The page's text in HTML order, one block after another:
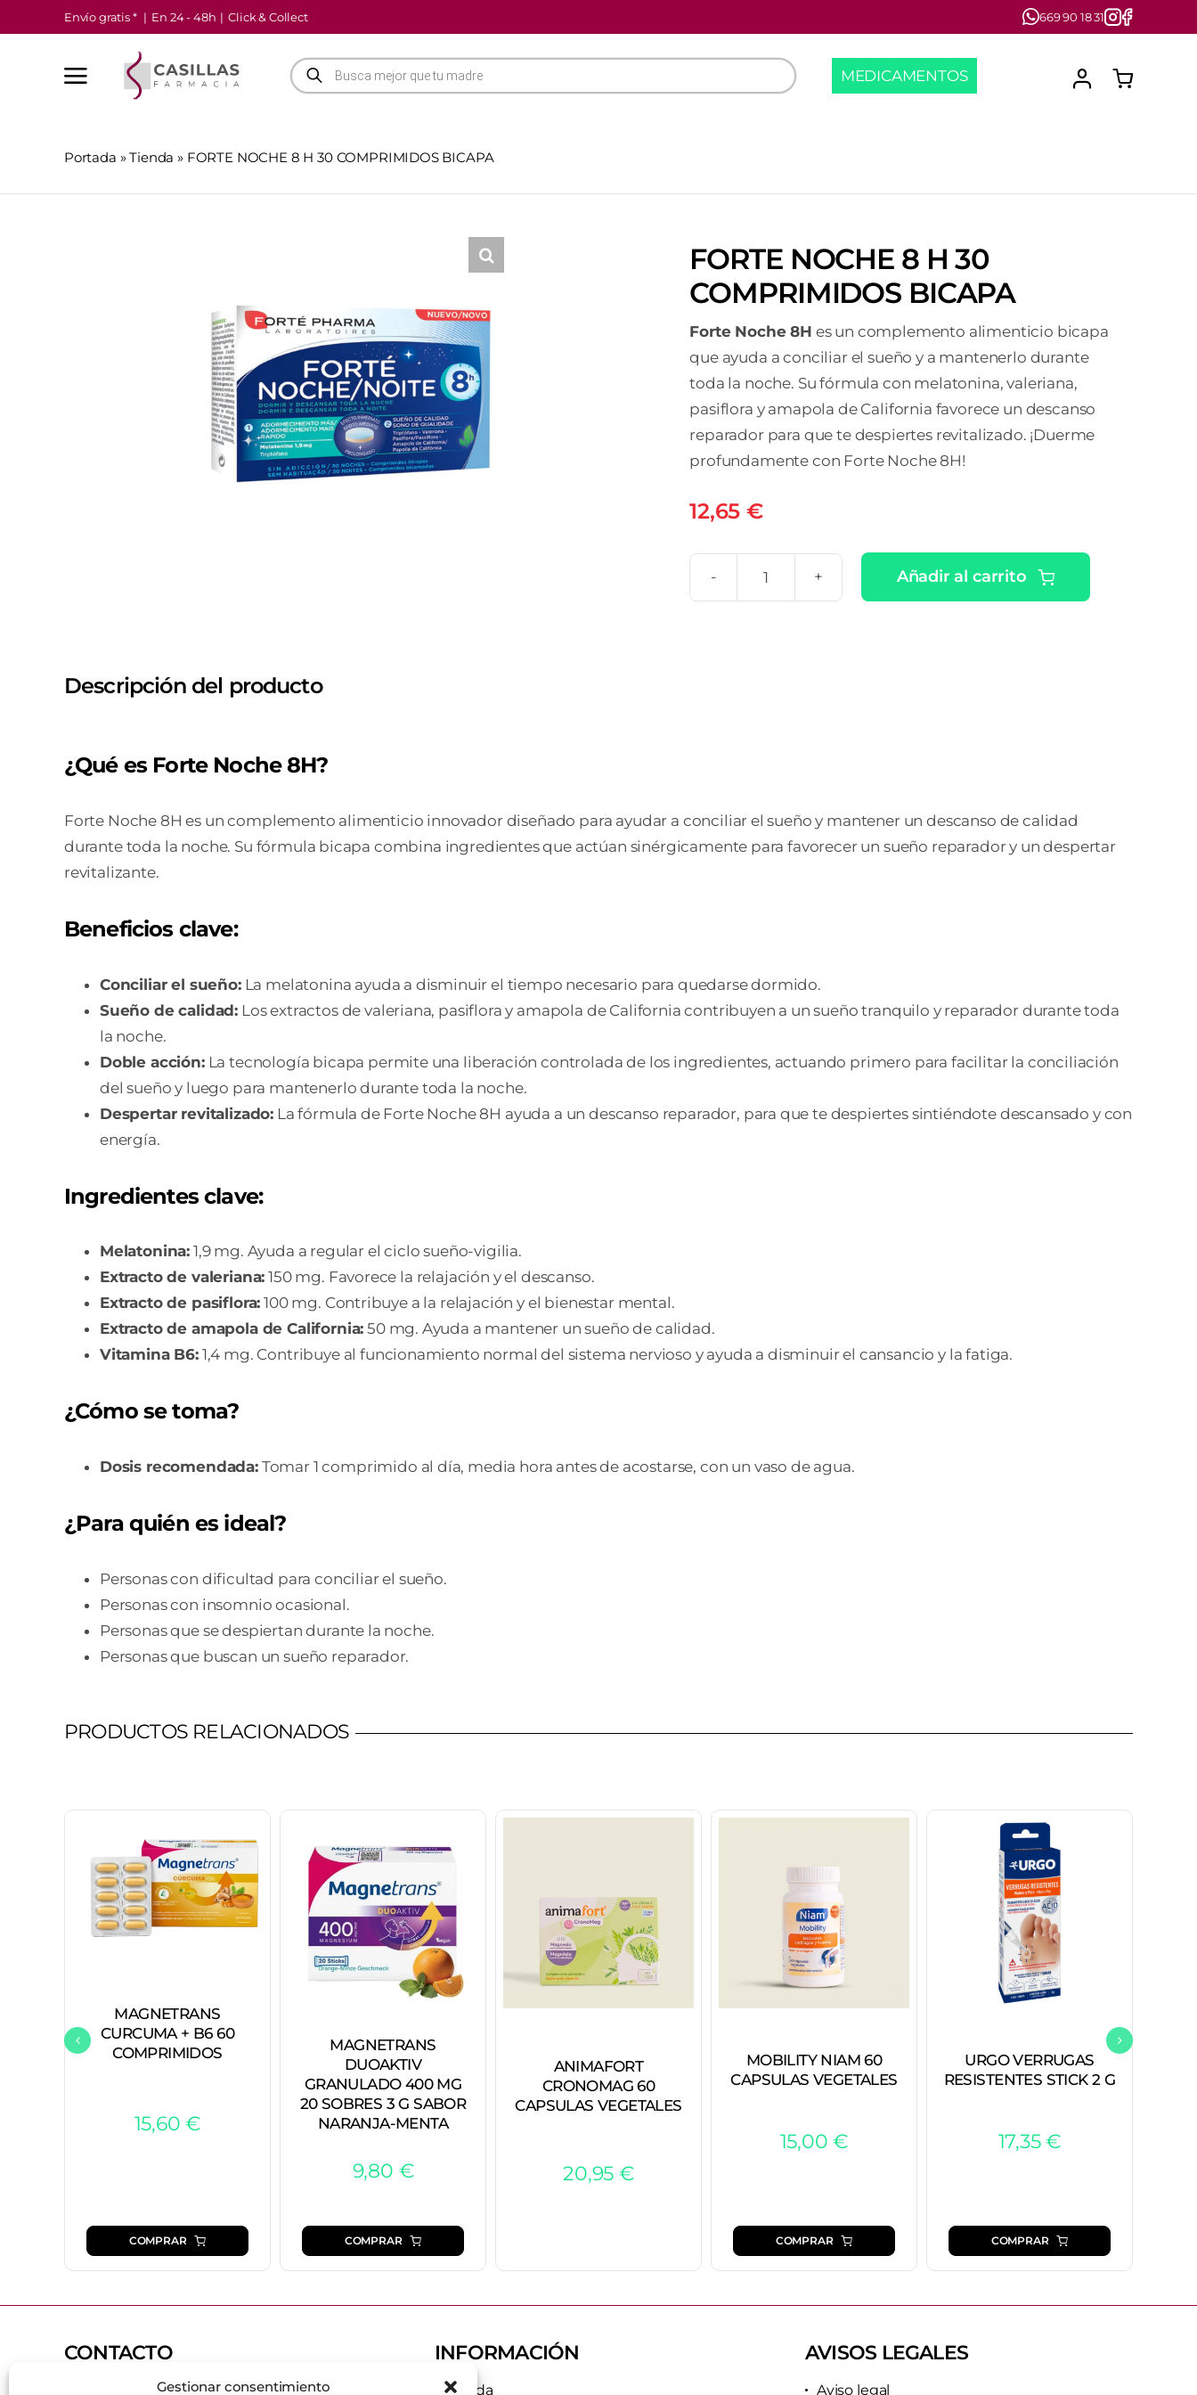
Gestionar consentimiento
al
contenido
Envío gratis * | En 24 - 48h | Click & Collect 669 90 18 31
Búsqueda
de
productos
MEDICAMENTOS
Portada »Tienda » FORTE NOCHE 8 H 30 COMPRIMIDOS BICAPA
FORTE NOCHE 8 H 30
COMPRIMIDOS BICAPA
Forte Noche 8H es un complemento alimenticio bicapa
que ayuda a conciliar el sueño y a mantenerlo durante
toda la noche. Su fórmula con melatonina, valeriana,
pasiflora y amapola de California favorece un descanso
reparador para que te despiertes revitalizado. ¡Duerme
profundamente con Forte Noche 8H!
12,65 €
FORTE
Añadir al carrito
Descripción del producto
¿Qué es Forte Noche 8H?
Forte Noche 8H es un complemento alimenticio innovador diseñado para ayudar a conciliar el sueño y mantener un descanso de calidad
durante toda la noche. Su fórmula bicapa combina ingredientes que actúan sinérgicamente para favorecer un sueño reparador y un despertar
revitalizante.
Beneficios clave:
Conciliar el sueño:La melatonina ayuda a disminuir el tiempo necesario para quedarse dormido.
Sueño de calidad: Los extractos de valeriana, pasiflora y amapola de California contribuyen a un sueño tranquilo y reparador durante toda
la noche.
Doble acción:La tecnología bicapa permite una liberación controlada de los ingredientes, actuando primero para facilitar la conciliación
del sueño y luego para mantenerlo durante toda la noche.
Despertar revitalizado: La fórmula de Forte Noche 8H ayuda a un descanso reparador, para que te despiertes sintiéndote descansado y con
energía.
Ingredientes clave:
Melatonina: 1,9 mg. Ayuda a regular el ciclo sueño-vigilia.
Extracto de valeriana: 150 mg. Favorece la relajación y el descanso.
Extracto de pasiflora: 100 mg. Contribuye a la relajación y el bienestar mental.
Extracto de amapola de California: 50 mg. Ayuda a mantener un sueño de calidad.
Vitamina B6:1,4 mg. Contribuye al funcionamiento normal del sistema nervioso y ayuda a disminuir el cansancio y la fatiga.
¿Cómo se toma?
Dosis recomendada:Tomar 1 comprimido al día, media hora antes de acostarse, con un vaso de agua.
¿Para quién es ideal?
Personas con dificultad para conciliar el sueño.
Personas con insomnio ocasional.
Personas que se despiertan durante la noche.
Personas que buscan un sueño reparador.
PRODUCTOS RELACIONADOS
MAGNETRANS
CURCUMA + B6 60
COMPRIMIDOS
15,60€
COMPRAR
MAGNETRANS
DUOAKTIV
GRANULADO 400 MG
20 SOBRES 3 G SABOR
NARANJA-MENTA
9,80 €
COMPRAR
ANIMAFORT
CRONOMAG 60
CAPSULAS VEGETALES
20,95 €
MOBILITY NIAM 60
CAPSULAS VEGETALES
15,00€
COMPRAR
URGO VERRUGAS
RESISTENTES STICK 2 G
17,35€
COMPRAR
CONTACTO
669 90 18 31
INFORMACIÓN
Tienda
AVISOS LEGALES
Aviso legal